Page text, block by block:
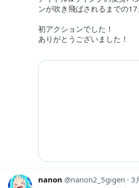
ンが吹き飛ばされるまでの
初アクションでした！
ありがとうございました！
nanon nanon2_5gigen
3